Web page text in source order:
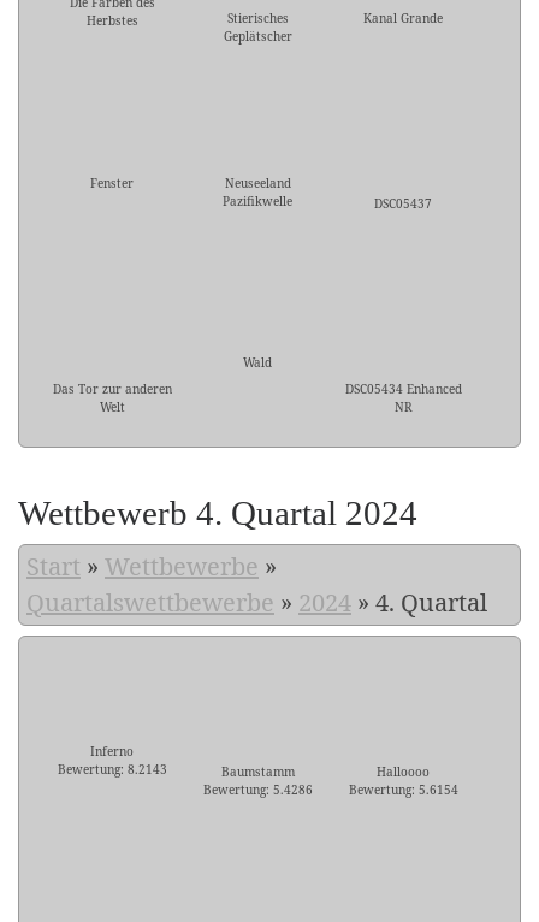
Herbstes
Stierisches
Geplätscher
Kanal Grande
Fenster
Neuseeland
Pazifikwelle
DSC05437
Das Tor zur anderen
Welt
Wald
DSC05434 Enhanced
NR
Wettbewerb 4. Quartal 2024
Start » Wettbewerbe »
Quartalswettbewerbe » 2024 » 4. Quartal
Inferno
Bewertung: 8.2143
Baumstamm
Bewertung: 5.4286
Halloooo
Bewertung: 5.6154